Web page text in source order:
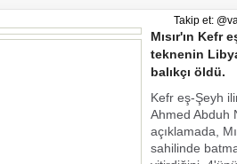
Mısır'ın Kefr
teknenin
balıkçı öldü.
Kefr eş-Şeyh
Ahmed Abduh
açıklamada,
sahilinde
Takip et: